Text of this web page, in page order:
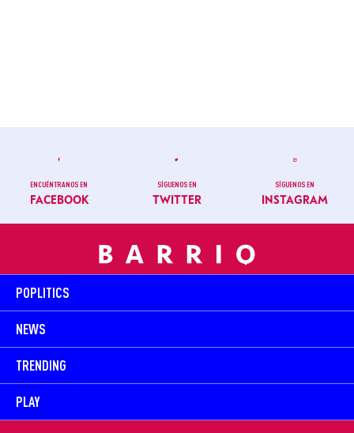
ENCUÉNTRANOS EN
FACEBOOK
SÍGUENOS EN
TWITTER
SÍGUENOS EN
INSTAGRAM
POPLITICS
NEWS
TRENDING
PLAY